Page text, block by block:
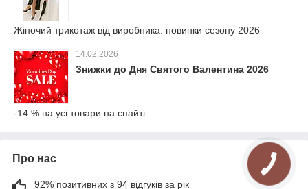
Жіночий трикотаж від виробника: новинки сезону 2026
14.02.2026
Знижки до Дня Святого Валентина 2026
-14 % на усі товари на спайті
Про нас
92% позитивних з 94 відгуків за рік